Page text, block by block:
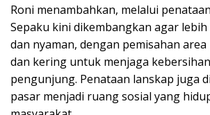
Roni menambahkan, melalui
Sepaku kini dikembangkan agar
dan nyaman, dengan pemisahan
dan kering untuk menjaga
pengunjung. Penataan lanskap juga
pasar menjadi ruang sosial yang